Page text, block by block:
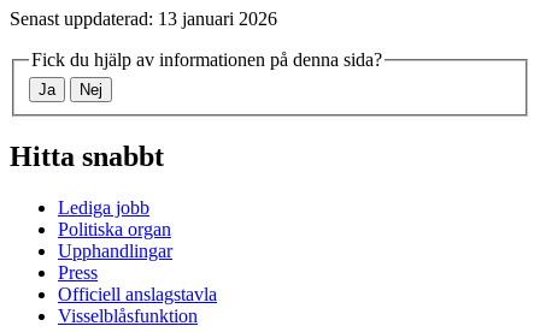
Senast uppdaterad: 13 januari 2026
Fick du hjälp av informationen på denna sida?
Ja Nej
Hitta snabbt
Lediga jobb
Politiska organ
Upphandlingar
Press
Officiell anslagstavla
Visselblåsfunktion